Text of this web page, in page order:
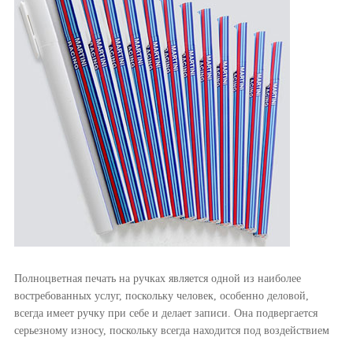
Полноцветная печать на ручках является одной из наиболее
востребованных услуг, поскольку человек, особенно деловой,
всегда имеет ручку при себе и делает записи. Она подвергается
серьезному износу, поскольку всегда находится под воздействием